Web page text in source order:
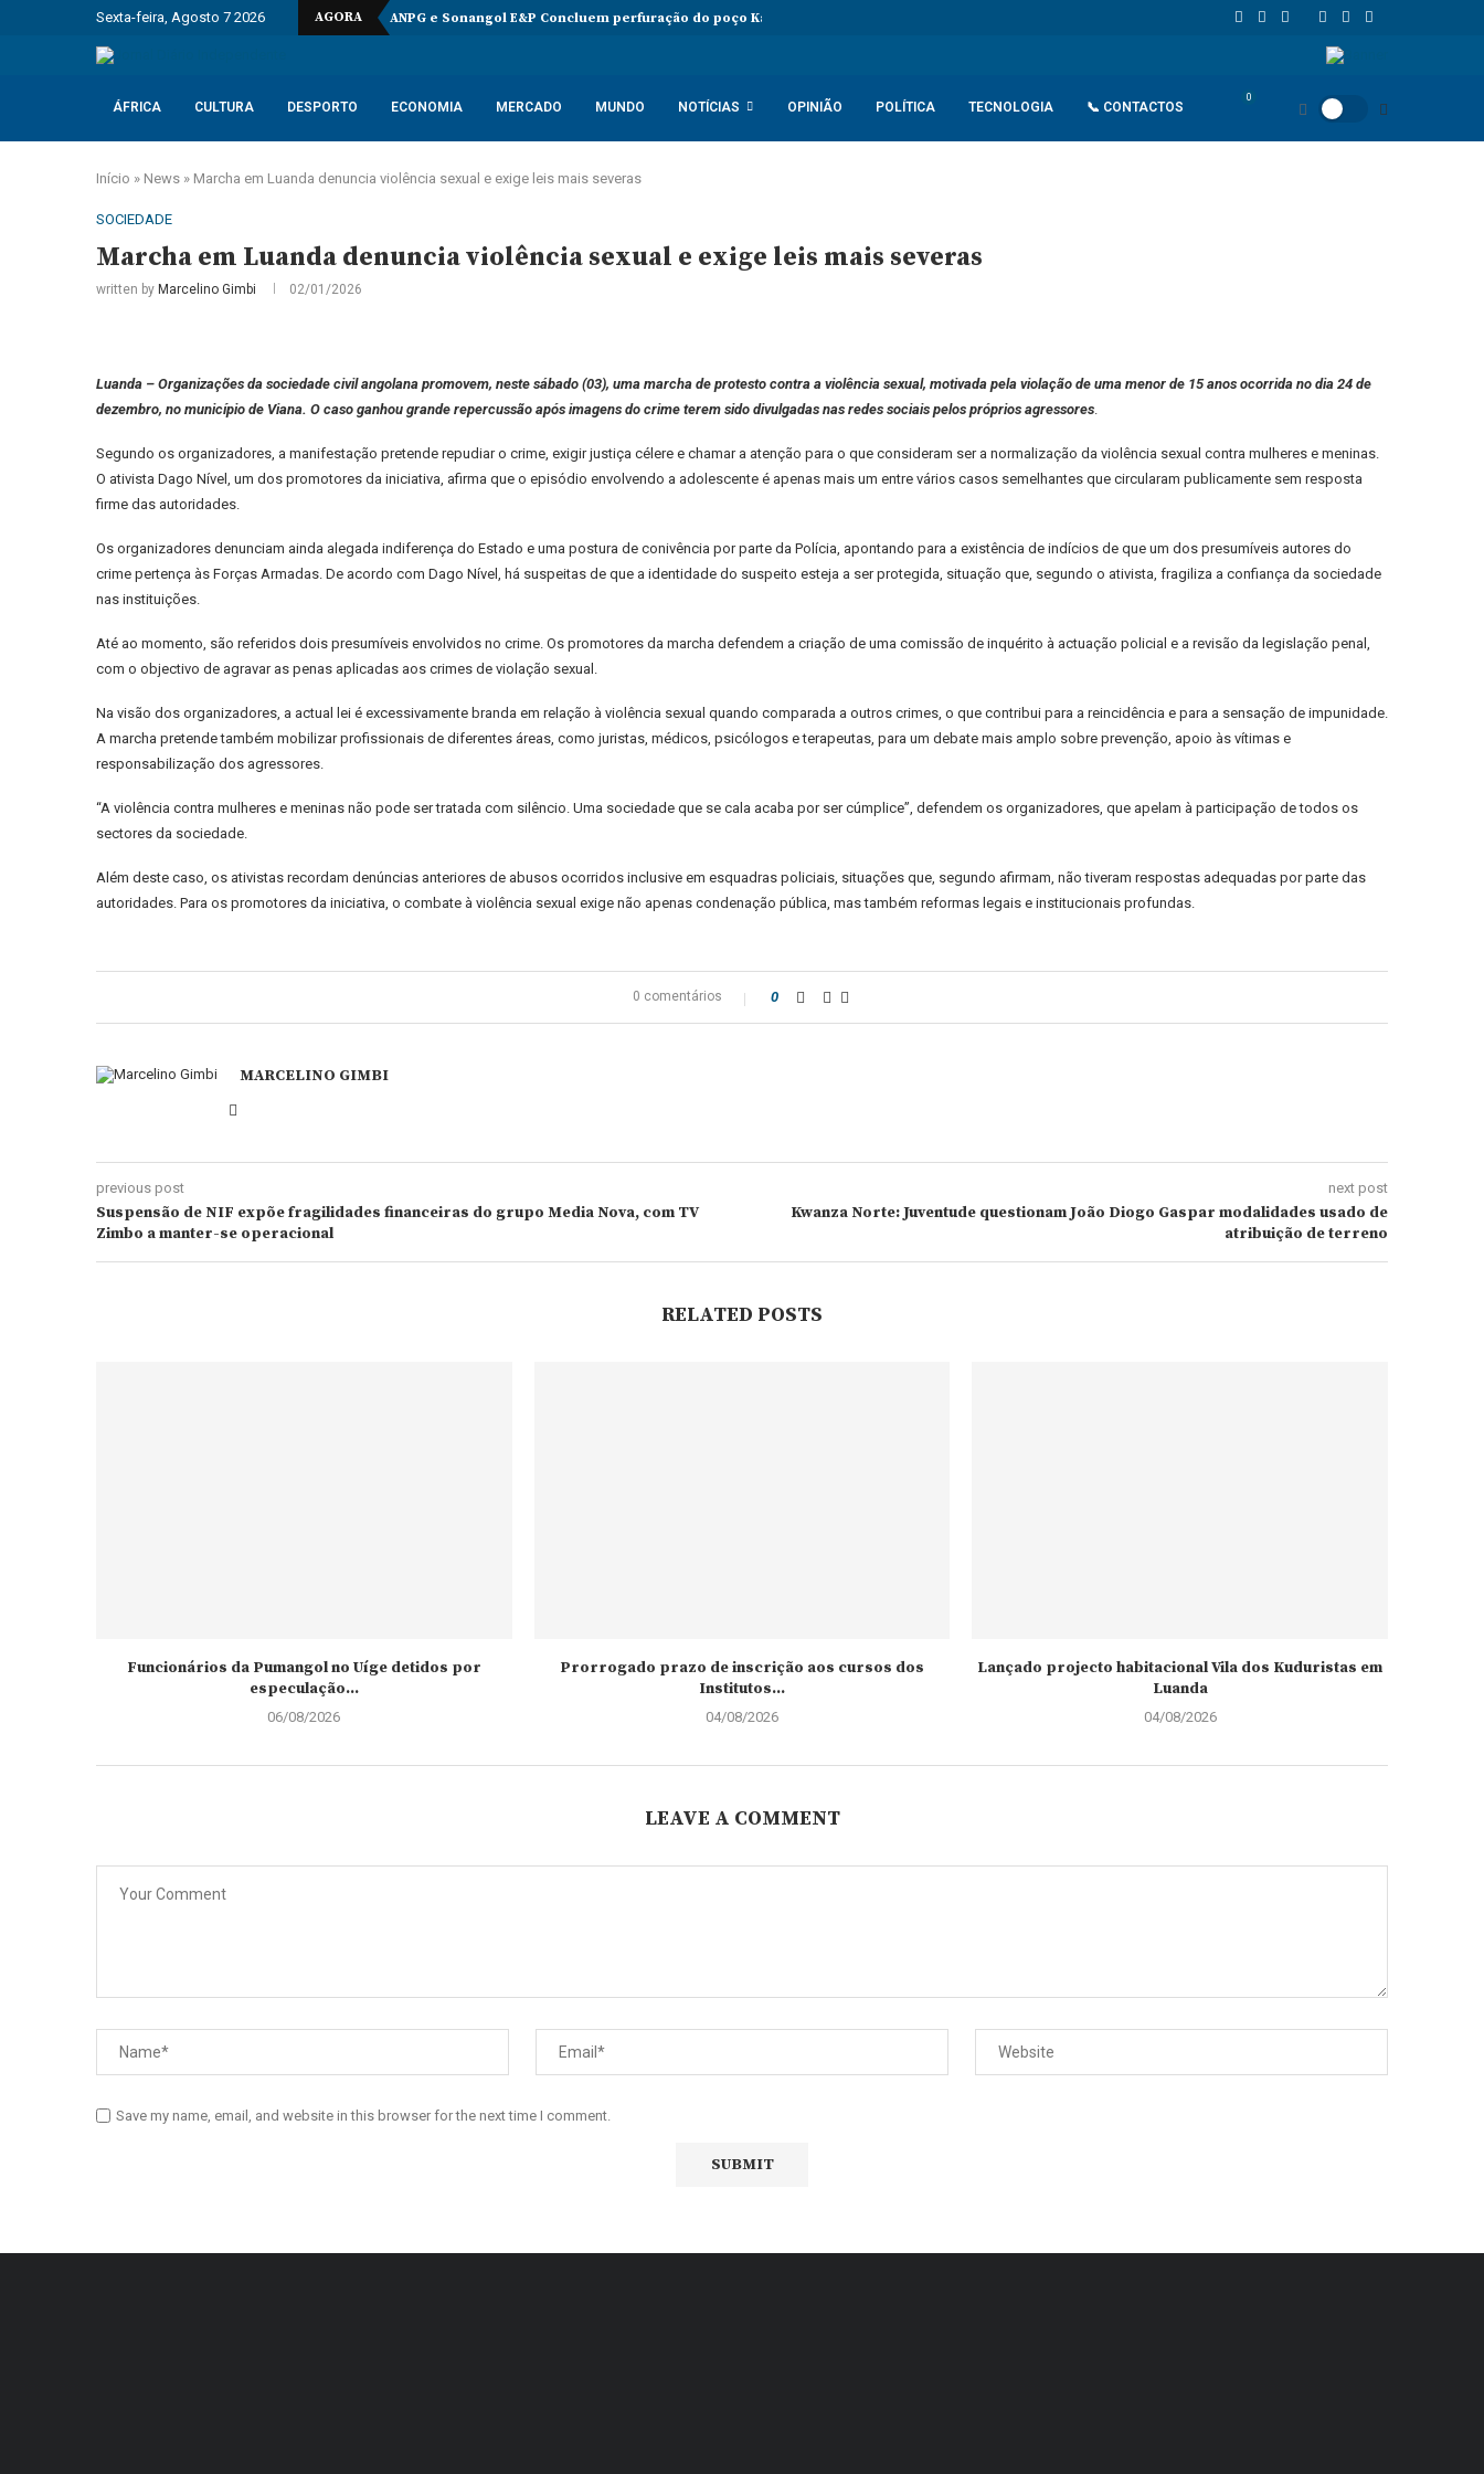
Sexta-feira, Agosto 7 2026 AGORA ANPG e Sonangol E&P Concluem perfuração do poço Katambi-2 do bloco 24 PIB da União Europeia atinge 18,8 biliões de euros em 2025 e Alemanha
ÁFRICA CULTURA DESPORTO ECONOMIA MERCADO MUNDO NOTÍCIAS OPINIÃO POLÍTICA TECNOLOGIA 📞 CONTACTOS
0
Início » News » Marcha em Luanda denuncia violência sexual e exige leis mais severas
SOCIEDADE
Marcha em Luanda denuncia violência sexual e exige leis mais severas
written by Marcelino Gimbi 02/01/2026
Luanda – Organizações da sociedade civil angolana promovem, neste sábado (03), uma marcha de protesto contra a violência sexual, motivada pela violação de uma menor de 15 anos ocorrida no dia 24 de
dezembro, no município de Viana. O caso ganhou grande repercussão após imagens do crime terem sido divulgadas nas redes sociais pelos próprios agressores.
Segundo os organizadores, a manifestação pretende repudiar o crime, exigir justiça célere e chamar a atenção para o que consideram ser a normalização da violência sexual contra mulheres e meninas.
O ativista Dago Nível, um dos promotores da iniciativa, afirma que o episódio envolvendo a adolescente é apenas mais um entre vários casos semelhantes que circularam publicamente sem resposta
firme das autoridades.
Os organizadores denunciam ainda alegada indiferença do Estado e uma postura de conivência por parte da Polícia, apontando para a existência de indícios de que um dos presumíveis autores do
crime pertença às Forças Armadas. De acordo com Dago Nível, há suspeitas de que a identidade do suspeito esteja a ser protegida, situação que, segundo o ativista, fragiliza a confiança da sociedade
nas instituições.
Até ao momento, são referidos dois presumíveis envolvidos no crime. Os promotores da marcha defendem a criação de uma comissão de inquérito à actuação policial e a revisão da legislação penal,
com o objectivo de agravar as penas aplicadas aos crimes de violação sexual.
Na visão dos organizadores, a actual lei é excessivamente branda em relação à violência sexual quando comparada a outros crimes, o que contribui para a reincidência e para a sensação de impunidade.
A marcha pretende também mobilizar profissionais de diferentes áreas, como juristas, médicos, psicólogos e terapeutas, para um debate mais amplo sobre prevenção, apoio às vítimas e
responsabilização dos agressores.
“A violência contra mulheres e meninas não pode ser tratada com silêncio. Uma sociedade que se cala acaba por ser cúmplice”, defendem os organizadores, que apelam à participação de todos os
sectores da sociedade.
Além deste caso, os ativistas recordam denúncias anteriores de abusos ocorridos inclusive em esquadras policiais, situações que, segundo afirmam, não tiveram respostas adequadas por parte das
autoridades. Para os promotores da iniciativa, o combate à violência sexual exige não apenas condenação pública, mas também reformas legais e institucionais profundas.
0 comentários 0
MARCELINO GIMBI
previous post
Suspensão de NIF expõe fragilidades financeiras do grupo Media Nova, com TV
Zimbo a manter-se operacional
next post
Kwanza Norte: Juventude questionam João Diogo Gaspar modalidades usado de
atribuição de terreno
RELATED POSTS
Funcionários da Pumangol no Uíge detidos por
especulação...
06/08/2026
Prorrogado prazo de inscrição aos cursos dos
Institutos...
04/08/2026
Lançado projecto habitacional Vila dos Kuduristas em
Luanda
04/08/2026
LEAVE A COMMENT
Save my name, email, and website in this browser for the next time I comment.